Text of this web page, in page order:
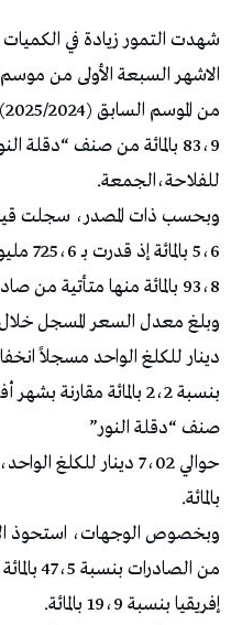
83،9 بالمائة من صنف “دقلة
للفلاحة،الجمعة.
وبحسب ذات المصدر، سجلت
5،6 بالمائة إذ قدرت بـ 725،6 مليون دينار،
93،8 بالمائة منها متأتية من صادرات “دقلة النور”.
دينار للكلغ الواحد مسجلاً
صنف “دقلة النور”
بالمائة.
وبخصوص الوجهات، استحوذ
إفريقيا بنسبة 19،9 بالمائة.